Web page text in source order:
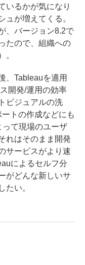
いるかが気になり
ュが増えてくる。
、バージョン8.2で
たので、組織への
。
、Tableauを適用
開発/運用の効率
ビジュアルの洗
トの作成などにも
て現場のユーザ
れはそのまま開発
サービスがより速
によるセルフ分
がどんな新しいサ
たい。